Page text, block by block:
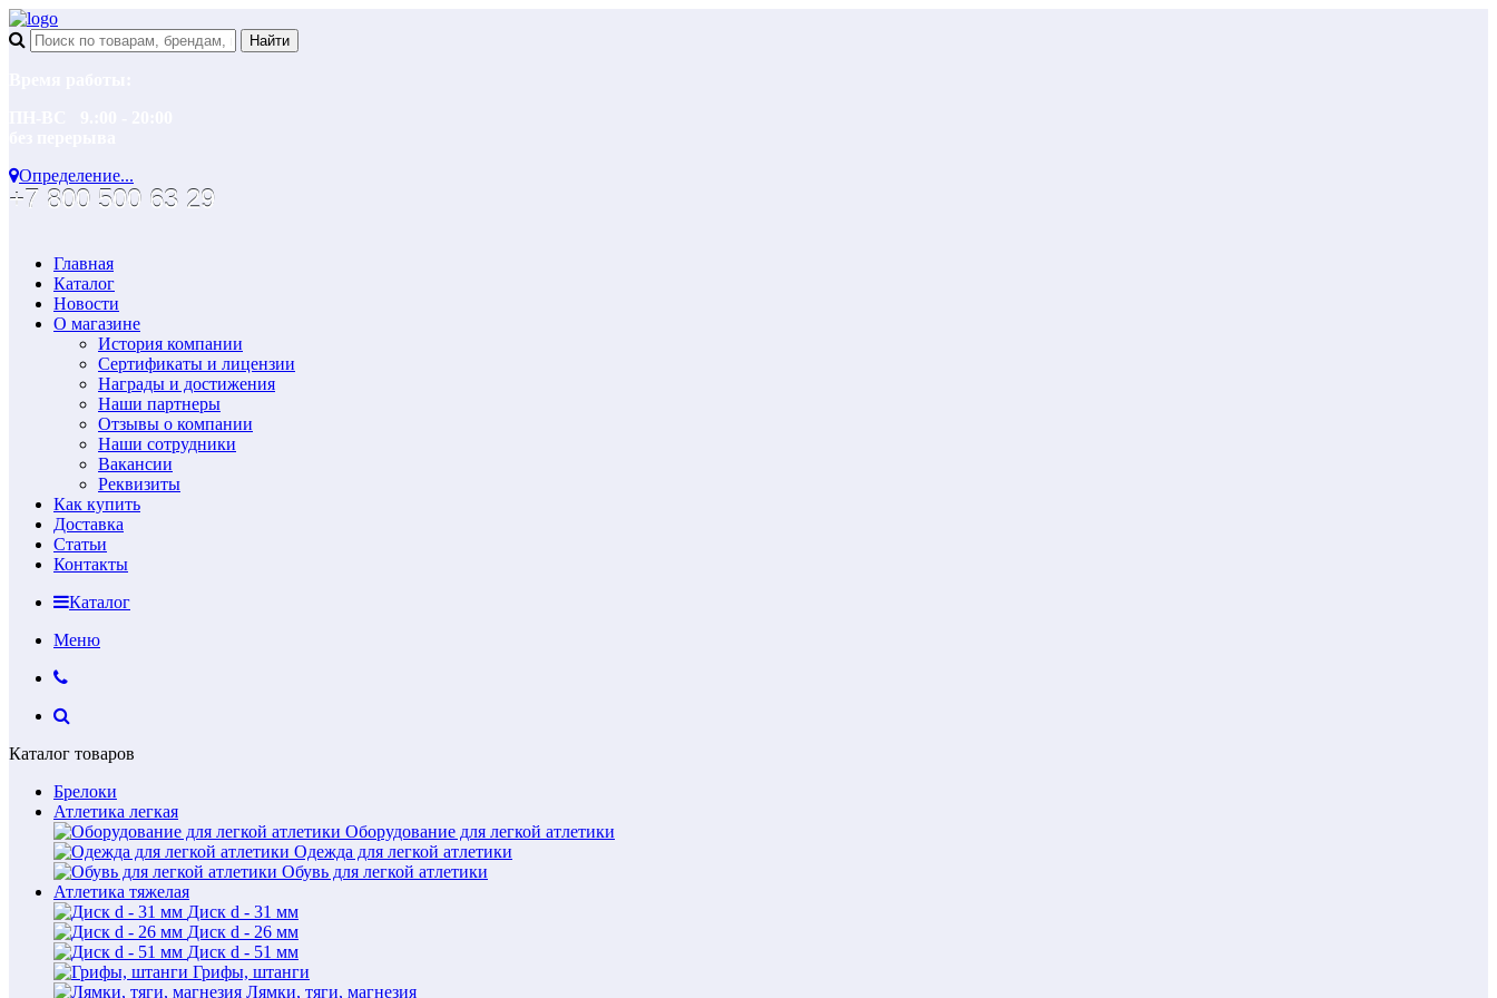
Определение...
+7 800 500 63 29
Главная
Каталог
Новости
О магазине
История компании
Сертификаты и лицензии
Награды и достижения
Наши партнеры
Отзывы о компании
Наши сотрудники
Вакансии
Реквизиты
Как купить
Доставка
Статьи
Контакты
Каталог
Меню
Каталог товаров
Брелоки
Атлетика легкая
Оборудование для легкой атлетики
Одежда для легкой атлетики
Обувь для легкой атлетики
Атлетика тяжелая
Диск d - 31 мм
Диск d - 26 мм
Диск d - 51 мм
Грифы, штанги
Лямки, тяги, магнезия